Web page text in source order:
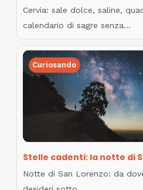
Cervia: sale dolce, saline,
calendario di sagre senza…
Curiosando
Stelle cadenti: la notte di
Notte di San Lorenzo: da